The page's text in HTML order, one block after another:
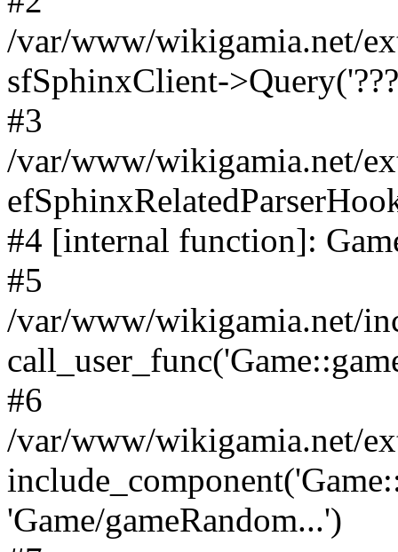
/var/www/wikigamia.net/
sfSphinxClient-
#3
/var/www/wikigamia.net/
#4 [internal function]:
#5
/var/www/wikigamia.net/
#6
/var/www/wikigamia.net/
'Game/gameRandom...')